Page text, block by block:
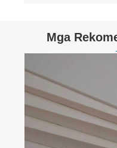
Mga
Paano pumili ng
fittings ng pipe ng
Tingnan ang Higit
Pa >>